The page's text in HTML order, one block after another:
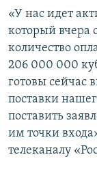
УКРАИНСКАЯ
Все сайты
«У нас идет
который вчера
количество
206 000 000
готовы сейчас
поставки
поставить
им точки
телеканалу